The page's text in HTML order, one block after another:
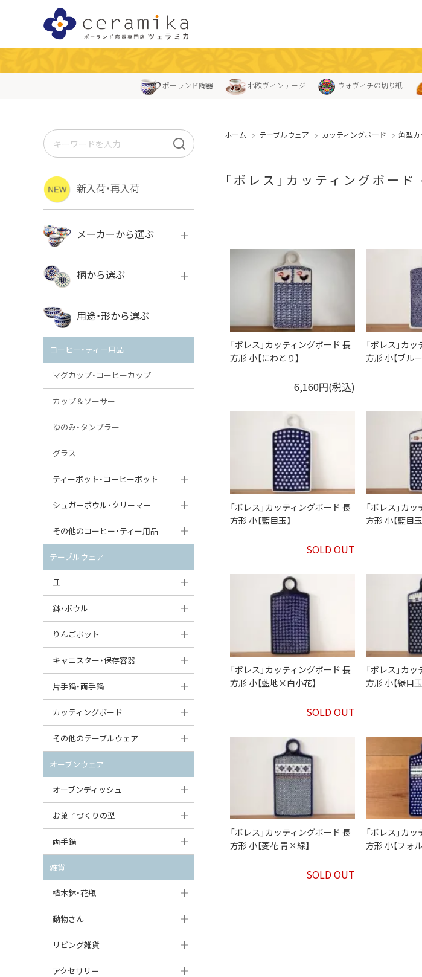
ポーランド陶器 北欧ヴィンテージ ウォヴィチの切り紙
ホーム テーブルウェア カッティングボード 角型
「ボレス」カッティングボー
「ボレス」カッティングボード 長
方形 小【にわとり】
6,160円(税込)
「ボレス」カ
方形 小【ブル
「ボレス」カッティングボード 長
方形 小【藍目玉】
SOLD OUT
「ボレス」カ
方形 小【藍目
「ボレス」カッティングボード 長
方形 小【藍地×白小花】
SOLD OUT
「ボレス」カ
方形 小【緑目
「ボレス」カッティングボード 長
方形 小【菱花 青×緑】
SOLD OUT
「ボレス」カ
方形 小【フォ
新入荷・再入荷
メーカーから選ぶ
ボレス
VENA
ミレナ
柄から選ぶ
ボレス
用途・形から選ぶ
コーヒー・ティー用品
マグカップ・コーヒーカップ
カップ＆ソーサー
ゆのみ・タンブラー
グラス
ティーポット・コーヒーポット
ティーポット
コーヒーポット
シュガーボウル・クリーマー
シュガーボウル
クリーマー
その他のコーヒー・ティー用品
ポットウォーマー
ピッチャー
コーヒードリッパー
すべて見る
テーブルウェア
皿
大皿（24cm〜）
中皿（18〜24cm）
丸皿
スープ皿
ダルマプレート
たまご型プレート
ハート型プレート
変形プレート
分割ディッシュ
すべて見る
鉢・ボウル
大鉢（21cm〜）
中鉢（16〜21cm）
丸鉢・どんぶり・ボウル
茶碗
オーバルボウル
ハートボウル
葉っぱ型ボウル
りんご型ボウル
いちご型ボウル
星型ボウル
りんごポット
りんごポット
りんごポット小
キャニスター・保存容器
キャニスター
つぼ
ガーリックポット
オニオンキャニスター
ガーリックキャニスター
チーズケース
バターディッシュ
六角形ポット
ボトル
すべて見る
片手鍋・両手鍋
ソースパン（片手鍋）
スープチュリーン
カッティングボード
角型カッティングボード
丸型カッティングボード
すべて見る
その他のテーブルウェア
調味料入れ
グレイヴィーボート
エッグカップ
ケーキスタンド
カトラリー
はしおき・カトラリーレスト
オーブンウェア
オーブンディッシュ
大型（24cm〜）
中型（18〜24cm）
スクエアオーブンディッシュ
オーバルオーブンディッシュ
すべて見る
お菓子づくりの型
パウンド型
マフィン型
すべて見る
両手鍋
チュリーン
キャセロール
すべて見る
雑貨
植木鉢・花瓶
植木鉢
花瓶
動物さん
フィギュア・置物
貯金箱
リビング雑貨
スツール
アクセサリー